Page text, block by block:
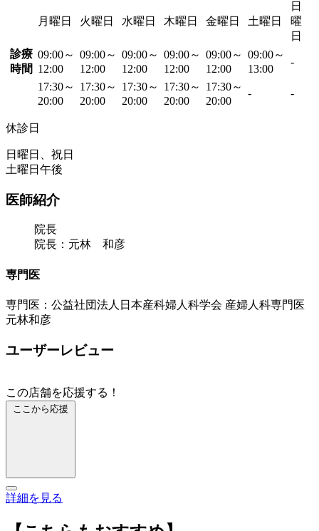
月曜日 火曜日 水曜日 木曜日 金曜日 土曜日
日
曜
日
診療
時間
09:00～
12:00
09:00～
12:00
09:00～
12:00
09:00～
12:00
09:00～
12:00
09:00～
13:00
-
17:30～
20:00
17:30～
20:00
17:30～
20:00
17:30～
20:00
17:30～
20:00
- -
休診日
日曜日、祝日
土曜日午後
医師紹介
院長
院長：元林 和彦
専門医
専門医：公益社団法人日本産科婦人科学会 産婦人科専門医
元林和彦
ユーザーレビュー
この店舗を応援する！
ここから応援
詳細を見る